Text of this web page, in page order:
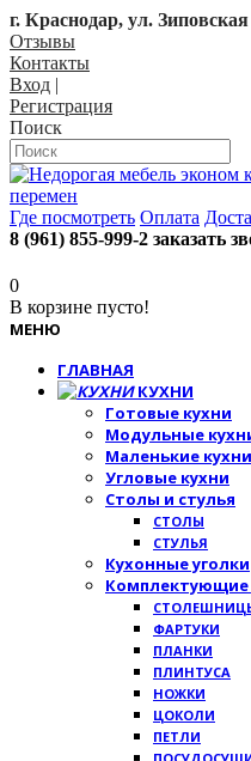
г. Краснодар, ул.
Отзывы
Контакты
Вход |
Регистрация
Поиск
Где посмотреть Оплата
8 (961) 855-999-2 заказать
0
В корзине пусто!
МЕНЮ
ГЛАВНАЯ
КУХНИ
Готовые кухни
Модульные
Маленькие кухни
Угловые кухни
Столы и стулья
СТОЛЫ
СТУЛЬЯ
Кухонные уголки
Комплектующие
ФАРТУКИ
ПЛАНКИ
ПЛИНТУСА
НОЖКИ
ЦОКОЛИ
ПЕТЛИ